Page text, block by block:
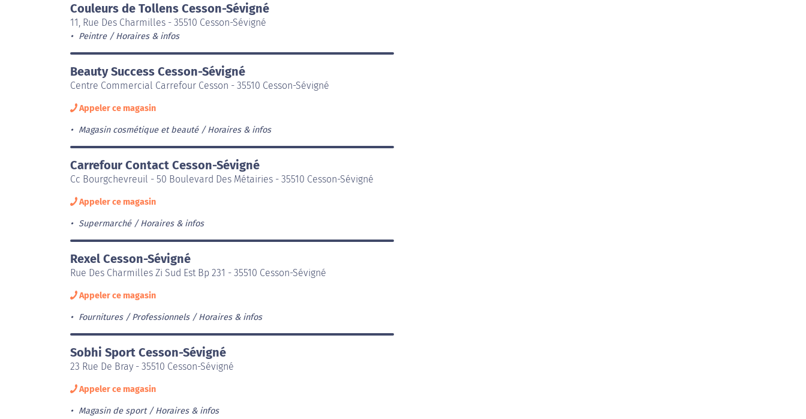
Couleurs de Tollens Cesson-Sévigné
11, Rue Des Charmilles - 35510 Cesson-Sévigné
Peintre Horaires & infos
Beauty Success Cesson-Sévigné
Centre Commercial Carrefour Cesson - 35510 Cesson-Sévigné
Appeler ce magasin
Magasin cosmétique et beauté Horaires & infos
Carrefour Contact Cesson-Sévigné
Cc Bourgchevreuil - 50 Boulevard Des Métairies - 35510 Cesson-Sévigné
Appeler ce magasin
Supermarché Horaires & infos
Rexel Cesson-Sévigné
Rue Des Charmilles Zi Sud Est Bp 231 - 35510 Cesson-Sévigné
Appeler ce magasin
Fournitures / Professionnels Horaires & infos
Sobhi Sport Cesson-Sévigné
23 Rue De Bray - 35510 Cesson-Sévigné
Appeler ce magasin
Magasin de sport Horaires & infos